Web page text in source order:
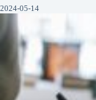
2024-05-14